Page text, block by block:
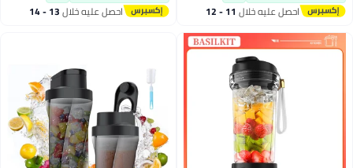
احصل عليه خلال 11 - 12 احصل عليه خلال 13 - 14